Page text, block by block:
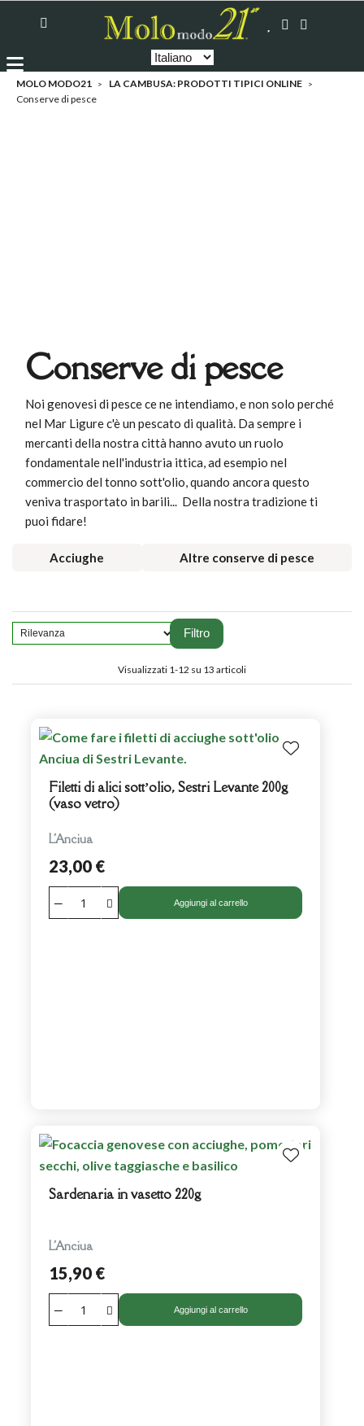
MOLO MODO21
LA CAMBUSA: PRODOTTI TIPICI ONLINE
Conserve di pesce
Conserve di pesce
Noi genovesi di pesce ce ne intendiamo, e non solo perché
nel Mar Ligure c'è un pescato di qualità. Da sempre i
mercanti della nostra città hanno avuto un ruolo
fondamentale nell'industria ittica, ad esempio nel
commercio del tonno sott'olio, quando ancora questo
veniva trasportato in barili... Della nostra tradizione ti
puoi fidare!
Acciughe Altre conserve di pesce
Filtro
Visualizzati 1-12 su 13 articoli
Filetti di alici sott’olio, Sestri Levante 200g
(vaso vetro)
L'Anciua
23,00 €
Aggiungi al carrello
Sardenaria in vasetto 220g
L'Anciua
15,90 €
Aggiungi al carrello